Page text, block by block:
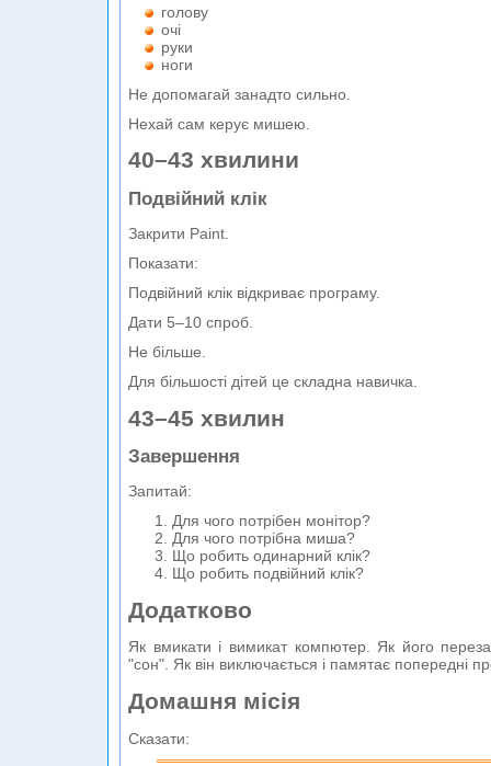
голову
очі
руки
ноги
Не допомагай занадто сильно.
Нехай сам керує мишею.
40–43 хвилини
Подвійний клік
Закрити Paint.
Показати:
Подвійний клік відкриває програму.
Дати 5–10 спроб.
Не більше.
Для більшості дітей це складна навичка.
43–45 хвилин
Завершення
Запитай:
Для чого потрібен монітор?
Для чого потрібна миша?
Що робить одинарний клік?
Що робить подвійний клік?
Додатково
Як вмикати і вимикат компютер. Як його
"сон". Як він виключається і памятає попередні
Домашня місія
Сказати: